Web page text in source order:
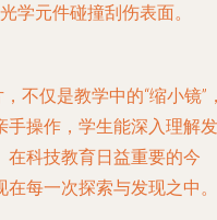
学元件碰撞刮伤表面。
不仅是教学中的“缩小镜”
手操作，学生能深入理解发
在科技教育日益重要的今
在每一次探索与发现之中。